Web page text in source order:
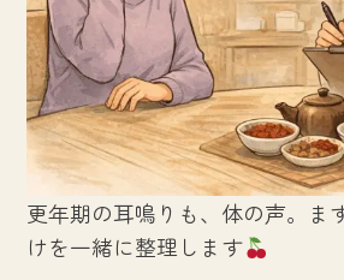
更年期の耳鳴りも、体の声。ま
けを一緒に整理します